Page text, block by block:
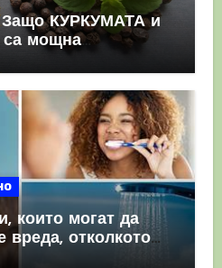
КУРКУМАТА и
мощна
които могат да
вреда, отколкото